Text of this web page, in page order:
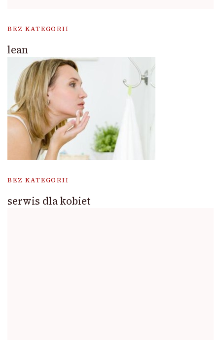
BEZ KATEGORII
lean
BEZ KATEGORII
serwis dla kobiet